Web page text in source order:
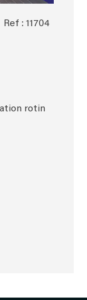
Ref : 11704
rotin